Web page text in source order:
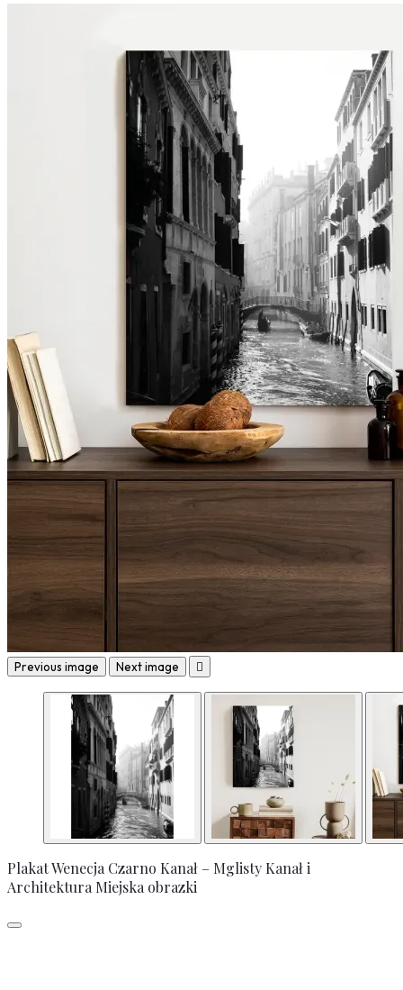
Previous image Next image 
Plakat Wenecja Czarno Kanał – Mglisty Kanał i
Architektura Miejska obrazki